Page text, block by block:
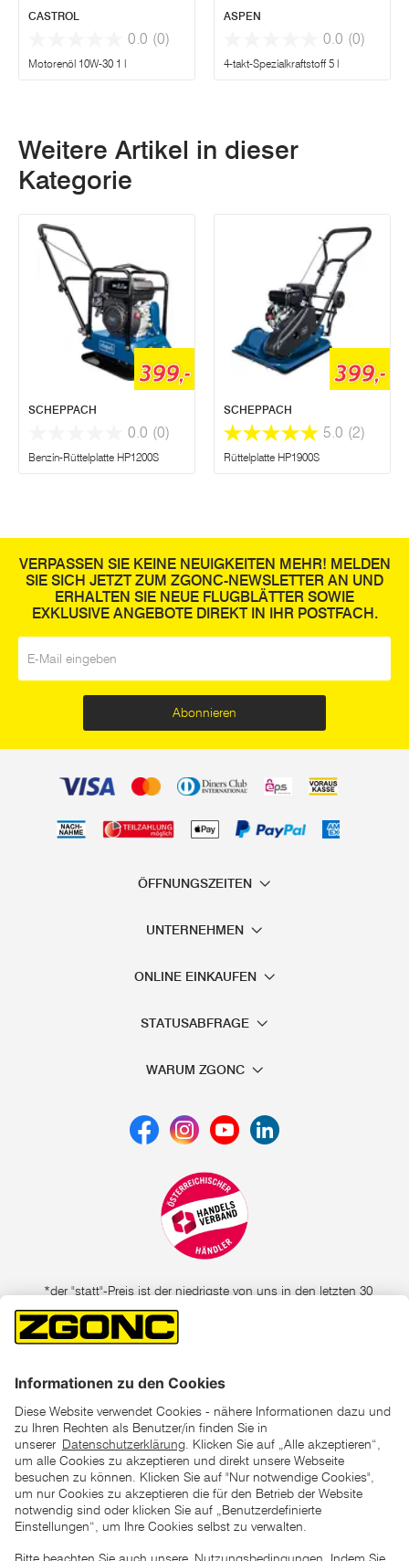
CASTROL
0.0 (0)
Motorenöl 10W-30 1 l
ASPEN
0.0 (0)
4-takt-Spezialkraftstoff 5 l
Weitere Artikel in dieser
Kategorie
399,-
SCHEPPACH
0.0 (0)
Benzin-Rüttelplatte HP1200S
399,-
SCHEPPACH
5.0 (2)
Rüttelplatte HP1900S
VERPASSEN SIE KEINE NEUIGKEITEN MEHR! MELDEN
SIE SICH JETZT ZUM ZGONC-NEWSLETTER AN UND
ERHALTEN SIE NEUE FLUGBLÄTTER SOWIE
EXKLUSIVE ANGEBOTE DIREKT IN IHR POSTFACH.
Abonnieren
ÖFFNUNGSZEITEN
UNTERNEHMEN
ONLINE EINKAUFEN
STATUSABFRAGE
WARUM ZGONC
*der "statt"-Preis ist der niedrigste von uns in den letzten 30
Tagen vor Beginn dieser Aktion verlangte Preis
unter den UVP Preisen auf dieser Website sind die
unverbindlich empfohlenen Listenpreise unserer Lieferanten
Copyright © 2026 ZGONC. Alle Rechte vorbehalten.
AGB Datenschutz Impressum Barrierefreiheitserklärung